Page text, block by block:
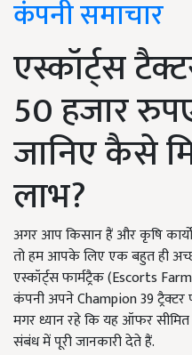
कंपनी समाचार
एस्कॉर्ट्स
50 हजार
जानिए कैसे
लाभ?
अगर आप किसान हैं और कृषि
तो हम आपके लिए एक बहुत ही
एस्कॉर्ट्स फार्मट्रैक (Escorts
कंपनी अपने Champion 39
मगर ध्यान रहे कि यह ऑफर
संबंध में पूरी जानकारी देते हैं.